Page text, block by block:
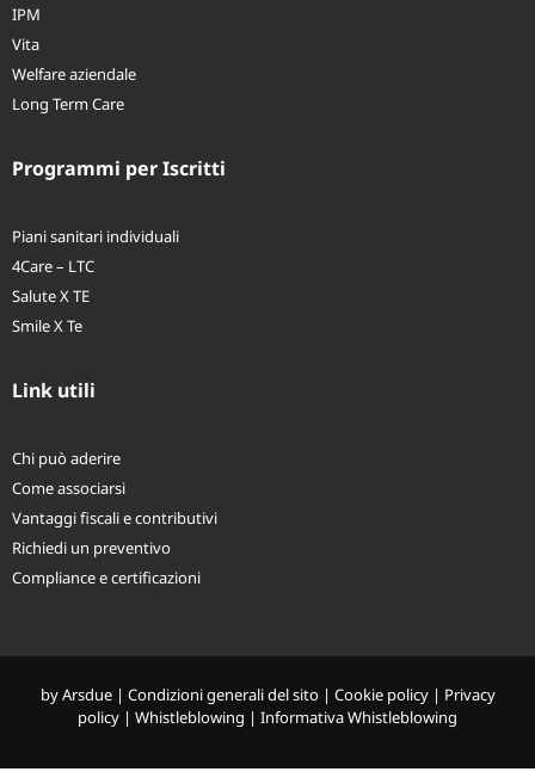
IPM
Vita
Welfare aziendale
Long Term Care
Programmi per Iscritti
Piani sanitari individuali
4Care – LTC
Salute X TE
Smile X Te
Link utili
Chi può aderire
Come associarsi
Vantaggi fiscali e contributivi
Richiedi un preventivo
Compliance e certificazioni
byArsdue| Condizioni generali del sito| Cookie policy| Privacy
policy | Whistleblowing | Informativa Whistleblowing